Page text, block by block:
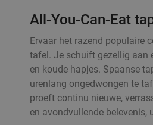
All-You-Can-Eat
Ervaar het razend populaire
tafel. Je schuift gezellig aan
en koude hapjes. Spaanse
urenlang ongedwongen te
proeft continu nieuwe,
en avondvullende belevenis,